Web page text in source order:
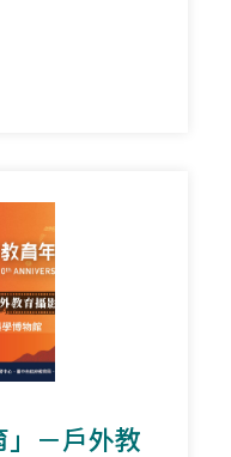
」－戶外教